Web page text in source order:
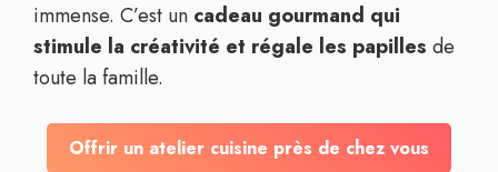
immense. C’est un cadeau gourmand qui
stimule la créativité et régale les papilles de
toute la famille.
Offrir un atelier cuisine près de chez vous